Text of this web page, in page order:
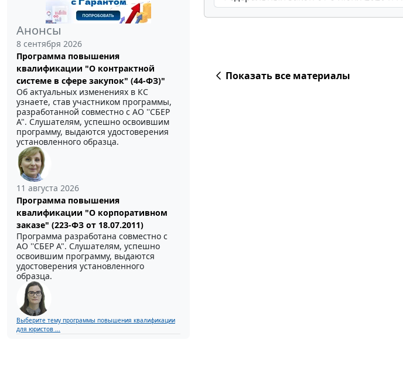
Анонсы
8 сентября 2026
Программа повышения
квалификации "О контрактной
системе в сфере закупок" (44-ФЗ)"
Об актуальных изменениях в КС
узнаете, став участником программы,
разработанной совместно с АО ''СБЕР
А". Слушателям, успешно освоившим
программу, выдаются удостоверения
установленного образца.
11 августа 2026
Программа повышения
квалификации "О корпоративном
заказе" (223-ФЗ от 18.07.2011)
Программа разработана совместно с
АО ''СБЕР А". Слушателям, успешно
освоившим программу, выдаются
удостоверения установленного
образца.
Выберите тему программы повышения квалификации
для юристов ...
Показать все материалы